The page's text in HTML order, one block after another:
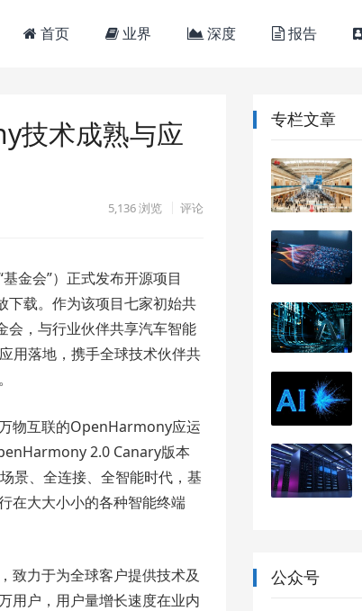
首页 业界 深度 报告
技术成熟与应
5,136浏览 评论
金会”）正式发布开源项目
载。作为该项目七家初始共
会，与行业伙伴共享汽车智能
用落地，携手全球技术伙伴共
物互联的OpenHarmony应运
2.0 Canary版本
景、全连接、全智能时代，基
在大大小小的各种智能终端
致力于为全球客户提供技术及
用户，用户量增长速度在业内
专栏文章
公众号